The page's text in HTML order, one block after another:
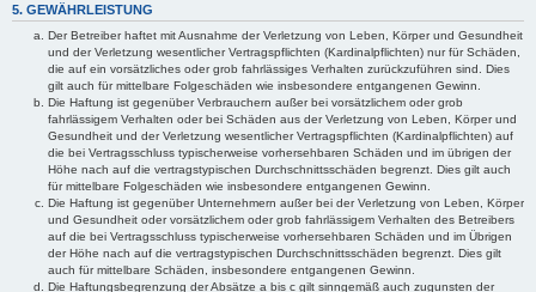
5. GEWÄHRLEISTUNG
Der Betreiber haftet mit Ausnahme der Verletzung von Leben, Körper und Gesundheit
und der Verletzung wesentlicher Vertragspflichten (Kardinalpflichten) nur für Schäden,
die auf ein vorsätzliches oder grob fahrlässiges Verhalten zurückzuführen sind. Dies
gilt auch für mittelbare Folgeschäden wie insbesondere entgangenen Gewinn.
Die Haftung ist gegenüber Verbrauchern außer bei vorsätzlichem oder grob
fahrlässigem Verhalten oder bei Schäden aus der Verletzung von Leben, Körper und
Gesundheit und der Verletzung wesentlicher Vertragspflichten (Kardinalpflichten) auf
die bei Vertragsschluss typischerweise vorhersehbaren Schäden und im übrigen der
Höhe nach auf die vertragstypischen Durchschnittsschäden begrenzt. Dies gilt auch
für mittelbare Folgeschäden wie insbesondere entgangenen Gewinn.
Die Haftung ist gegenüber Unternehmern außer bei der Verletzung von Leben, Körper
und Gesundheit oder vorsätzlichem oder grob fahrlässigem Verhalten des Betreibers
auf die bei Vertragsschluss typischerweise vorhersehbaren Schäden und im Übrigen
der Höhe nach auf die vertragstypischen Durchschnittsschäden begrenzt. Dies gilt
auch für mittelbare Schäden, insbesondere entgangenen Gewinn.
Die Haftungsbegrenzung der Absätze a bis c gilt sinngemäß auch zugunsten der